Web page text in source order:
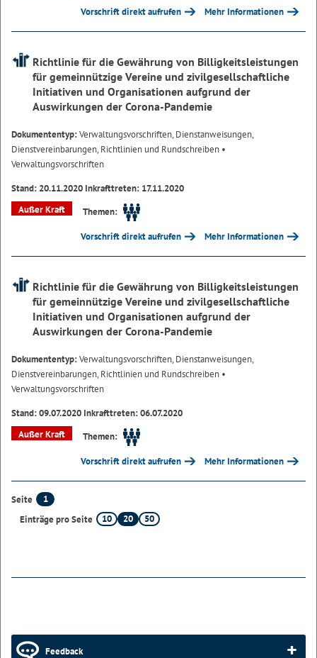
Vorschrift direkt aufrufen Mehr Informationen
Richtlinie für die Gewährung von Billigkeitsleistungen
für gemeinnützige Vereine und zivilgesellschaftliche
Initiativen und Organisationen aufgrund der
Auswirkungen der Corona-Pandemie
Dokumententyp:Verwaltungsvorschriften, Dienstanweisungen,
Dienstvereinbarungen, Richtlinien und Rundschreiben •
Verwaltungsvorschriften
Stand: 20.11.2020 Inkrafttreten: 17.11.2020
Außer Kraft
Themen:
Vorschrift direkt aufrufen Mehr Informationen
Richtlinie für die Gewährung von Billigkeitsleistungen
für gemeinnützige Vereine und zivilgesellschaftliche
Initiativen und Organisationen aufgrund der
Auswirkungen der Corona-Pandemie
Dokumententyp:Verwaltungsvorschriften, Dienstanweisungen,
Dienstvereinbarungen, Richtlinien und Rundschreiben •
Verwaltungsvorschriften
Stand: 09.07.2020 Inkrafttreten: 06.07.2020
Außer Kraft
Themen:
Vorschrift direkt aufrufen Mehr Informationen
Seite
1
Einträge pro Seite
10 20 50
Feedback